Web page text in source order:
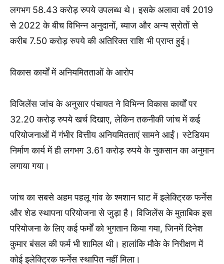
लगभग 58.43 करोड़ रुपये उपलब्ध थे। इसके अलावा वर्ष 2019
से 2022 के बीच विभिन्न अनुदानों, ब्याज और अन्य स्रोतों से
करीब 7.50 करोड़ रुपये की अतिरिक्त राशि भी प्राप्त हुई।
विकास कार्यों में अनियमितताओं के आरोप
विजिलेंस जांच के अनुसार पंचायत ने विभिन्न विकास कार्यों पर
32.20 करोड़ रुपये खर्च दिखाए, लेकिन तकनीकी जांच में कई
परियोजनाओं में गंभीर वित्तीय अनियमितताएं सामने आईं। स्टेडियम
निर्माण कार्य में ही लगभग 3.61 करोड़ रुपये के नुकसान का अनुमान
लगाया गया।
जांच का सबसे अहम पहलू गांव के श्मशान घाट में इलेक्ट्रिक फर्नेस
और शेड स्थापना परियोजना से जुड़ा है। विजिलेंस के मुताबिक इस
परियोजना के लिए कई फर्मों को भुगतान किया गया, जिनमें दिनेश
कुमार बंसल की फर्म भी शामिल थी। हालांकि मौके के निरीक्षण में
कोई इलेक्ट्रिक फर्नेस स्थापित नहीं मिला।